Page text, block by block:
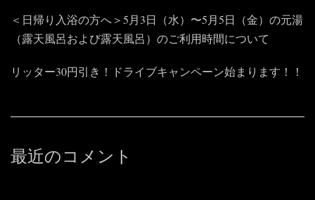
＜日帰り入浴の方へ＞5月3日（水）〜5月5日（金）の元湯
（露天風呂および露天風呂）のご利用時間について
リッター30円引き！ドライブキャンペーン始まります！！
最近のコメント